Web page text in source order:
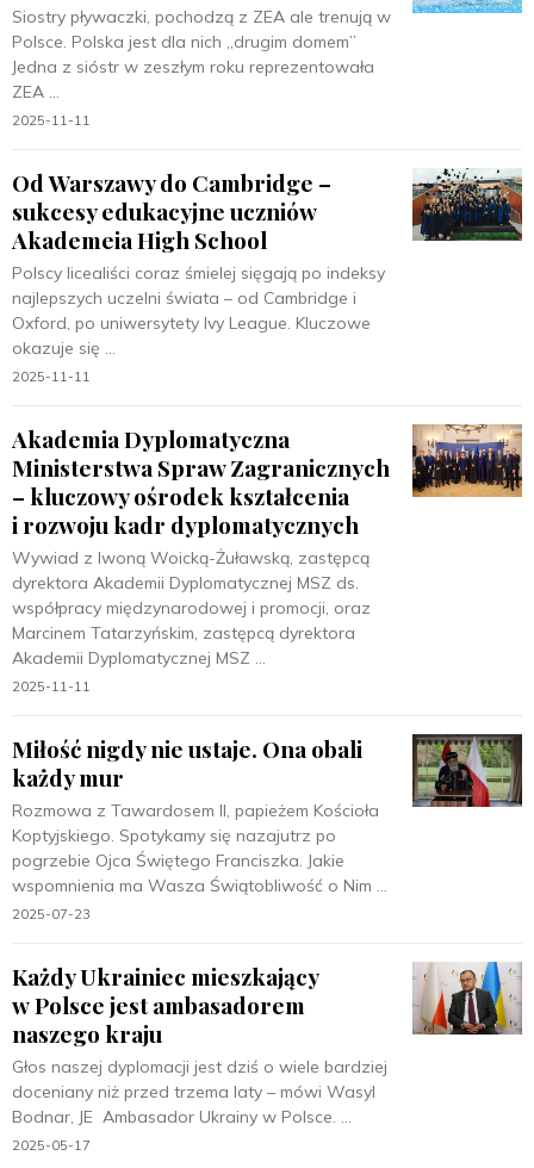
Siostry pływaczki, pochodzą z ZEA ale trenują w
Polsce. Polska jest dla nich „drugim domem”
Jedna z sióstr w zeszłym roku reprezentowała
ZEA
2025-11-11
Od Warszawy do Cambridge –
sukcesy edukacyjne uczniów
Akademeia High School
Polscy licealiści coraz śmielej sięgają po indeksy
najlepszych uczelni świata – od Cambridge i
Oxford, po uniwersytety Ivy League. Kluczowe
okazuje się
2025-11-11
Akademia Dyplomatyczna
Ministerstwa Spraw Zagranicznych
– kluczowy ośrodek kształcenia
i rozwoju kadr dyplomatycznych
Wywiad z Iwoną Woicką-Żuławską, zastępcą
dyrektora Akademii Dyplomatycznej MSZ ds.
współpracy międzynarodowej i promocji, oraz
Marcinem Tatarzyńskim, zastępcą dyrektora
Akademii Dyplomatycznej MSZ
2025-11-11
Miłość nigdy nie ustaje. Ona obali
każdy mur
Rozmowa z Tawardosem II, papieżem Kościoła
Koptyjskiego. Spotykamy się nazajutrz po
pogrzebie Ojca Świętego Franciszka. Jakie
wspomnienia ma Wasza Świątobliwość o Nim
2025-07-23
Każdy Ukrainiec mieszkający
w Polsce jest ambasadorem
naszego kraju
Głos naszej dyplomacji jest dziś o wiele bardziej
doceniany niż przed trzema laty – mówi Wasyl
Bodnar, JE Ambasador Ukrainy w Polsce.
2025-05-17